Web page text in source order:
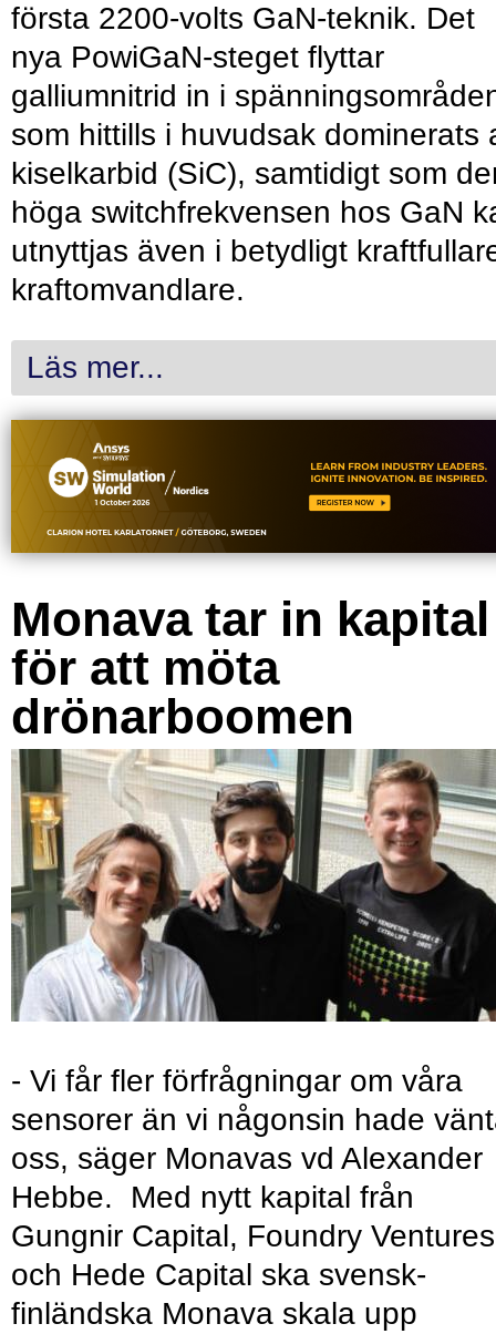
första 2200-volts GaN-teknik. Det
nya PowiGaN-steget flyttar
galliumnitrid in i
som hittills i huvudsak dominerats
kiselkarbid (SiC), samtidigt som
höga switchfrekvensen hos GaN
utnyttjas även i betydligt
kraftomvandlare.
Läs mer...
Monava tar in kapital
för att möta
drönarboomen
- Vi får fler förfrågningar om våra
sensorer än vi någonsin hade
oss, säger Monavas vd Alexander
Hebbe. Med nytt kapital från
Gungnir Capital, Foundry Ventures
och Hede Capital ska svensk-
finländska Monava skala upp